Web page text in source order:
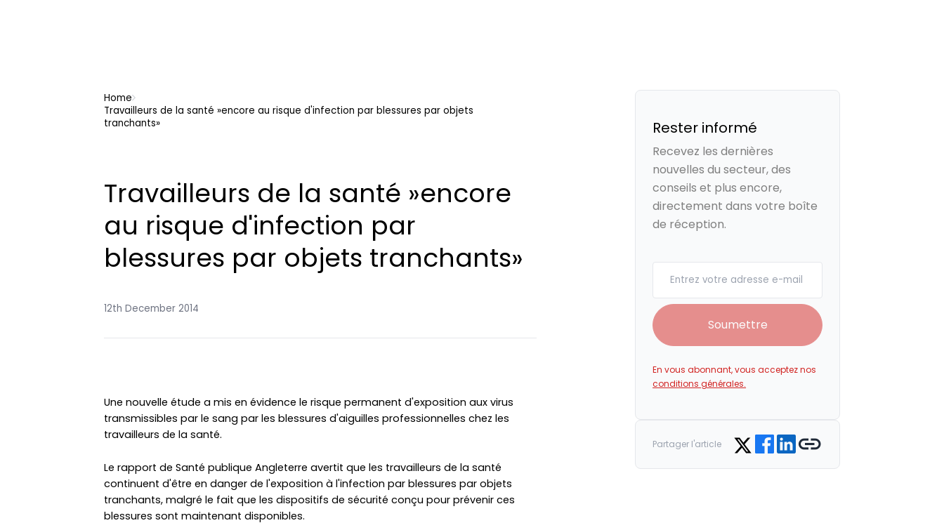
Home
Travailleurs de la santé »encore au risque d'infection par blessures par objets
tranchants»
Travailleurs de la santé »encore
au risque d'infection par
blessures par objets tranchants»
12th December 2014
Une nouvelle étude a mis en évidence le risque permanent d'exposition aux virus
transmissibles par le sang par les blessures d'aiguilles professionnelles chez les
travailleurs de la santé.
Le rapport de Santé publique Angleterre avertit que les travailleurs de la santé
continuent d'être en danger de l'exposition à l'infection par blessures par objets
tranchants, malgré le fait que les dispositifs de sécurité conçu pour prévenir ces
blessures sont maintenant disponibles.
Rester informé
Recevez les dernières
nouvelles du secteur, des
conseils et plus encore,
directement dans votre boîte
de réception.
Soumettre
En vous abonnant, vous acceptez nos
conditions générales.
Partager l'article Share on Twitter
Share on Facebook
Share on LinkedIn
Copy link